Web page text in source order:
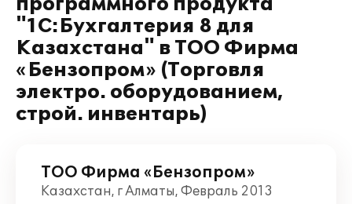
"1С:Бухгалтерия 8 для
Казахстана" в ТОО Фирма
«Бензопром» (Торговля
электро. оборудованием,
строй. инвентарь)
ТОО Фирма «Бензопром»
Казахстан, г Алматы, Февраль 2013